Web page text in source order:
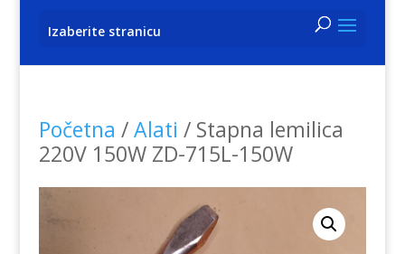
Izaberite stranicu
Početna /Alati / Stapna lemilica
220V 150W ZD-715L-150W